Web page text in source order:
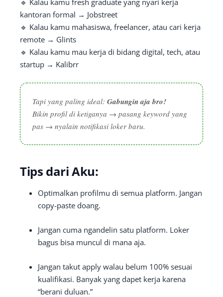
🔹 Kalau kamu fresh graduate yang nyari kerja
kantoran formal → Jobstreet
🔹 Kalau kamu mahasiswa, freelancer, atau cari kerja
remote → Glints
🔹 Kalau kamu mau kerja di bidang digital, tech, atau
startup → Kalibrr
Tapi yang paling ideal: Gabungin aja bro!
Bikin profil di ketiganya → pasang keyword yang
pas → nyalain notifikasi loker baru.
Tips dari Aku:
Optimalkan profilmu di semua platform. Jangan
copy-paste doang.
Jangan cuma ngandelin satu platform. Loker
bagus bisa muncul di mana aja.
Jangan takut apply walau belum 100% sesuai
kualifikasi. Banyak yang dapet kerja karena
“berani duluan.”